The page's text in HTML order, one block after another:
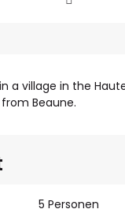
a village in the
Beaune.
5 Personen